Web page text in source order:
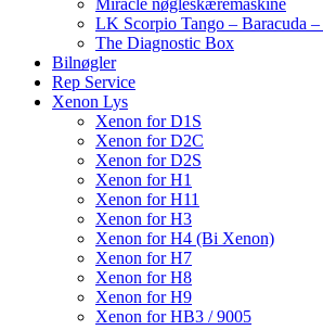
Miracle nøgleskæremaskine
LK Scorpio Tango – Baracuda –
The Diagnostic Box
Bilnøgler
Rep Service
Xenon Lys
Xenon for D1S
Xenon for D2C
Xenon for D2S
Xenon for H1
Xenon for H11
Xenon for H3
Xenon for H4 (Bi Xenon)
Xenon for H7
Xenon for H8
Xenon for H9
Xenon for HB3 / 9005